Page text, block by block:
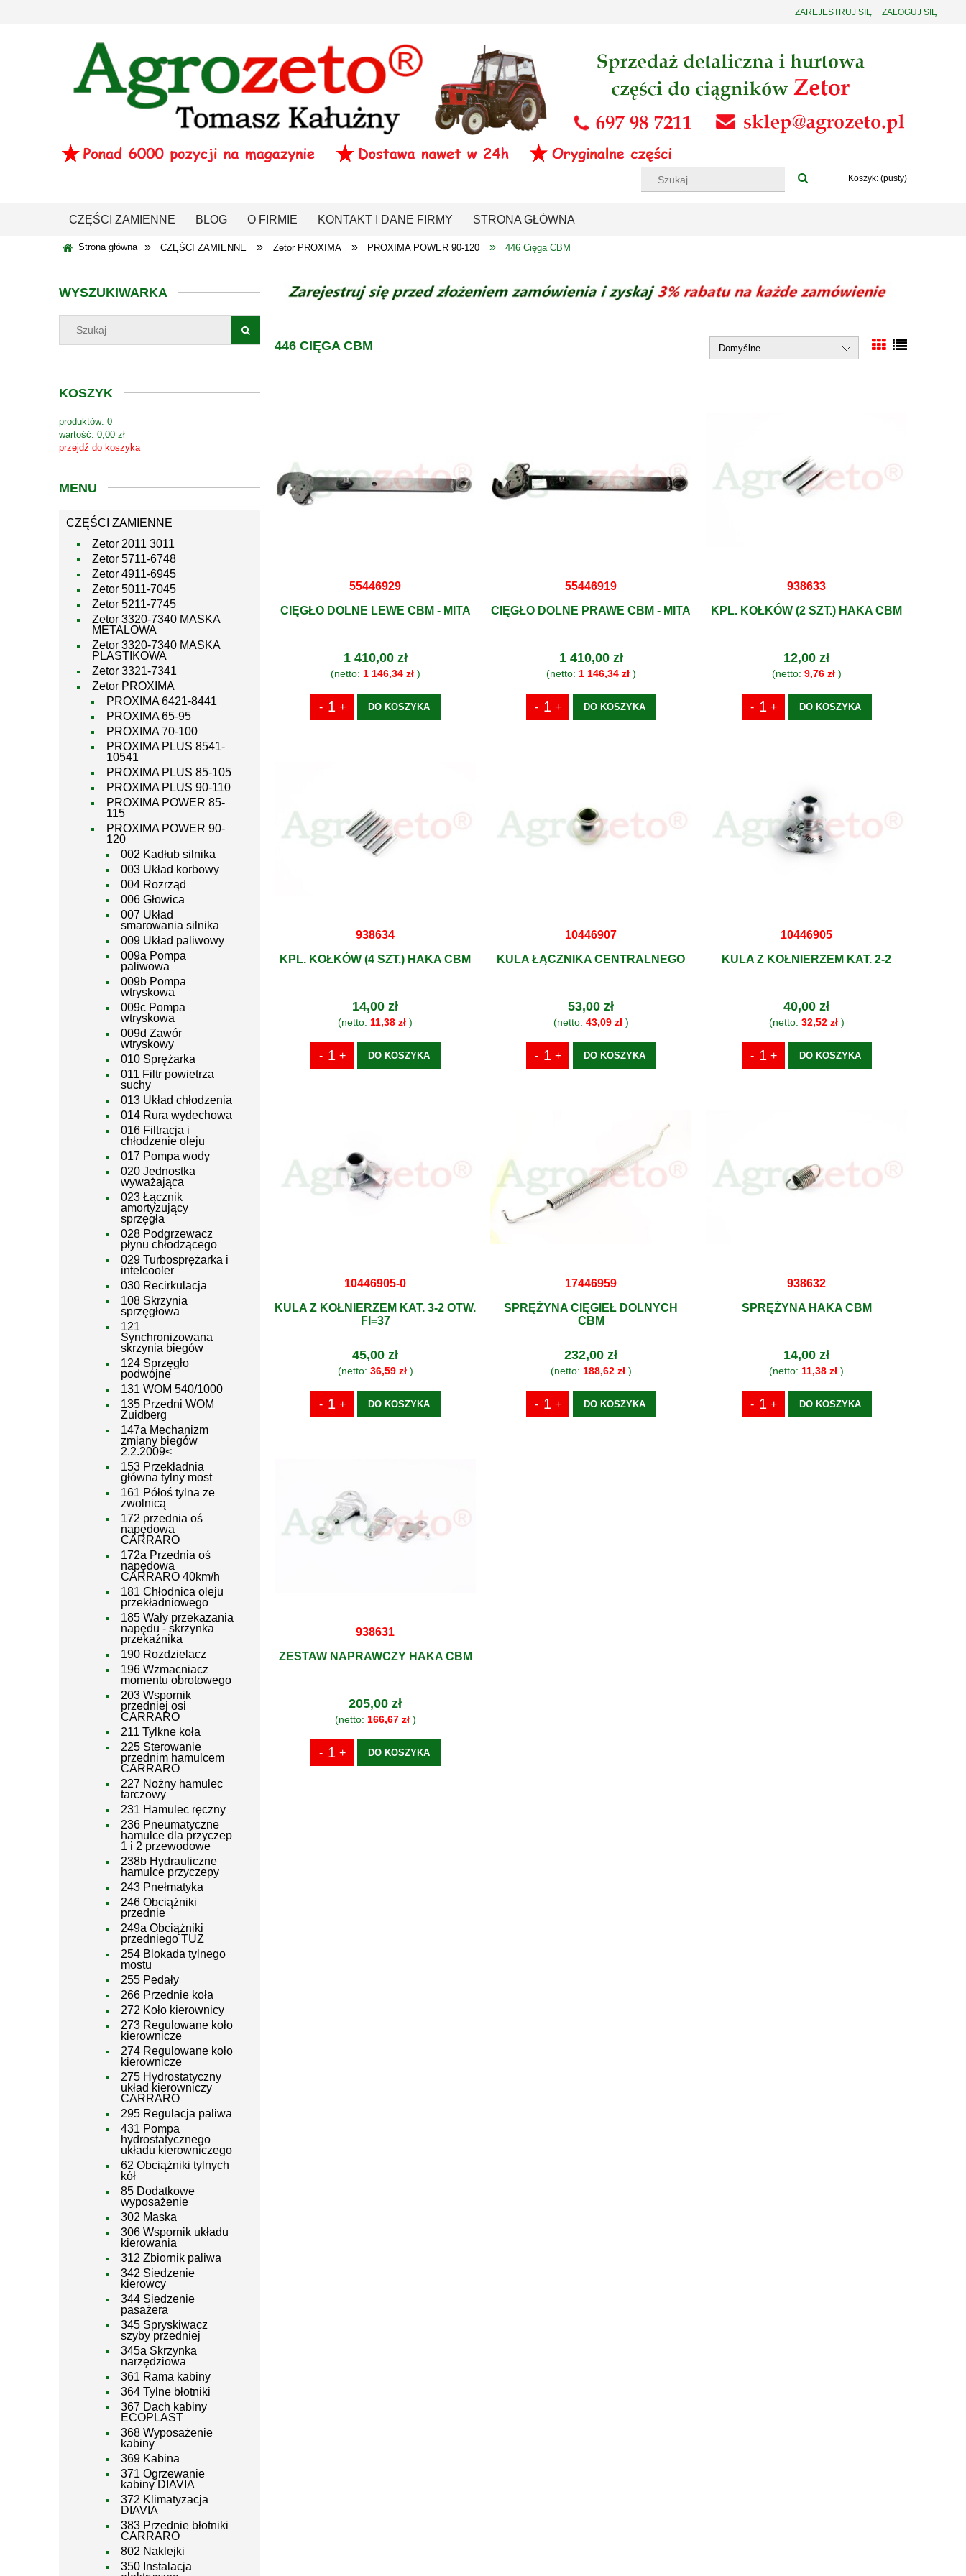
ZAREJESTRUJ SIĘ ZALOGUJ SIĘ
Koszyk: (pusty)
CZĘŚCI ZAMIENNE BLOG O FIRMIE KONTAKT I DANE FIRMY STRONA GŁÓWNA
Strona główna » CZĘŚCI ZAMIENNE » Zetor PROXIMA » PROXIMA POWER 90-120 » 446 Cięga CBM
WYSZUKIWARKA
KOSZYK
produktów: 0
wartość: 0,00 zł
przejdź do koszyka
MENU
CZĘŚCI ZAMIENNE
Zetor 2011 3011
Zetor 5711-6748
Zetor 4911-6945
Zetor 5011-7045
Zetor 5211-7745
Zetor 3320-7340 MASKA
METALOWA
Zetor 3320-7340 MASKA
PLASTIKOWA
Zetor 3321-7341
Zetor PROXIMA
PROXIMA 6421-8441
PROXIMA 65-95
PROXIMA 70-100
PROXIMA PLUS 8541-
10541
PROXIMA PLUS 85-105
PROXIMA PLUS 90-110
PROXIMA POWER 85-
115
PROXIMA POWER 90-
120
002 Kadłub silnika
003 Układ korbowy
004 Rozrząd
006 Głowica
007 Układ
smarowania silnika
009 Układ paliwowy
009a Pompa
paliwowa
009b Pompa
wtryskowa
009c Pompa
wtryskowa
009d Zawór
wtryskowy
010 Sprężarka
011 Filtr powietrza
suchy
013 Układ chłodzenia
014 Rura wydechowa
016 Filtracja i
chłodzenie oleju
017 Pompa wody
020 Jednostka
wyważająca
023 Łącznik
amortyzujący
sprzęgła
028 Podgrzewacz
płynu chłodzącego
029 Turbosprężarka i
intelcooler
030 Recirkulacja
108 Skrzynia
sprzęgłowa
121
Synchronizowana
skrzynia biegów
124 Sprzęgło
podwójne
131 WOM 540/1000
135 Przedni WOM
Zuidberg
147a Mechanizm
zmiany biegów
2.2.2009<
153 Przekładnia
główna tylny most
161 Półoś tylna ze
zwolnicą
172 przednia oś
napędowa
CARRARO
172a Przednia oś
napędowa
CARRARO 40km/h
181 Chłodnica oleju
przekładniowego
185 Wały przekazania
napędu - skrzynka
przekaźnika
190 Rozdzielacz
196 Wzmacniacz
momentu obrotowego
203 Wspornik
przedniej osi
CARRARO
211 Tylkne koła
225 Sterowanie
przednim hamulcem
CARRARO
227 Nożny hamulec
tarczowy
231 Hamulec ręczny
236 Pneumatyczne
hamulce dla przyczep
1 i 2 przewodowe
238b Hydrauliczne
hamulce przyczepy
243 Pnełmatyka
246 Obciążniki
przednie
249a Obciążniki
przedniego TUZ
254 Blokada tylnego
mostu
255 Pedały
266 Przednie koła
272 Koło kierownicy
273 Regulowane koło
kierownicze
274 Regulowane koło
kierownicze
275 Hydrostatyczny
układ kierowniczy
CARRARO
295 Regulacja paliwa
431 Pompa
hydrostatycznego
układu kierowniczego
62 Obciążniki tylnych
kół
85 Dodatkowe
wyposażenie
302 Maska
306 Wspornik układu
kierowania
312 Zbiornik paliwa
342 Siedzenie
kierowcy
344 Siedzenie
pasażera
345 Spryskiwacz
szyby przedniej
345a Skrzynka
narzędziowa
361 Rama kabiny
364 Tylne błotniki
367 Dach kabiny
ECOPLAST
368 Wyposażenie
kabiny
369 Kabina
371 Ogrzewanie
kabiny DIAVIA
372 Klimatyzacja
DIAVIA
383 Przednie błotniki
CARRARO
802 Naklejki
350 Instalacja
446 CIĘGA CBM
55446929
CIĘGŁO DOLNE LEWE CBM - MITA
1 410,00 zł
(netto: 1 146,34 zł)
DO KOSZYKA
55446919
CIĘGŁO DOLNE PRAWE CBM - MITA
1 410,00 zł
(netto: 1 146,34 zł)
DO KOSZYKA
938633
KPL. KOŁKÓW (2 SZT.) HAKA CBM
12,00 zł
(netto: 9,76 zł)
DO KOSZYKA
938634
KPL. KOŁKÓW (4 SZT.) HAKA CBM
14,00 zł
(netto: 11,38 zł )
DO KOSZYKA
10446907
KULA ŁĄCZNIKA CENTRALNEGO
53,00 zł
(netto: 43,09 zł)
DO KOSZYKA
10446905
KULA Z KOŁNIERZEM KAT. 2-2
40,00 zł
(netto: 32,52 zł)
DO KOSZYKA
10446905-0
KULA Z KOŁNIERZEM KAT. 3-2 OTW.
FI=37
45,00 zł
(netto: 36,59 zł)
DO KOSZYKA
17446959
SPRĘŻYNA CIĘGIEŁ DOLNYCH
CBM
232,00 zł
(netto: 188,62 zł)
DO KOSZYKA
938632
SPRĘŻYNA HAKA CBM
14,00 zł
(netto: 11,38 zł )
DO KOSZYKA
938631
ZESTAW NAPRAWCZY HAKA CBM
205,00 zł
(netto: 166,67 zł)
DO KOSZYKA